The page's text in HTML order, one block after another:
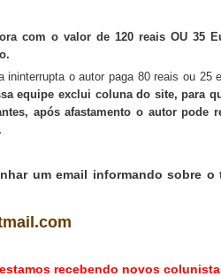
com o valor de 120 reais OU 35
ininterrupta o autor paga 80 reais ou 25
equipe exclui coluna do site, para
após afastamento o autor pode
um email informando sobre
recebendo novos